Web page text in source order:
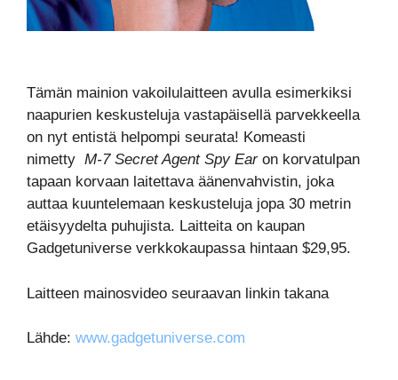
Tämän mainion vakoilulaitteen avulla esimerkiksi
naapurien keskusteluja vastapäisellä parvekkeella
on nyt entistä helpompi seurata! Komeasti
nimetty M-7 Secret Agent Spy Ear on korvatulpan
tapaan korvaan laitettava äänenvahvistin, joka
auttaa kuuntelemaan keskusteluja jopa 30 metrin
etäisyydelta puhujista. Laitteita on kaupan
Gadgetuniverse verkkokaupassa hintaan $29,95.
Laitteen mainosvideo seuraavan linkin takana
Lähde: www.gadgetuniverse.com